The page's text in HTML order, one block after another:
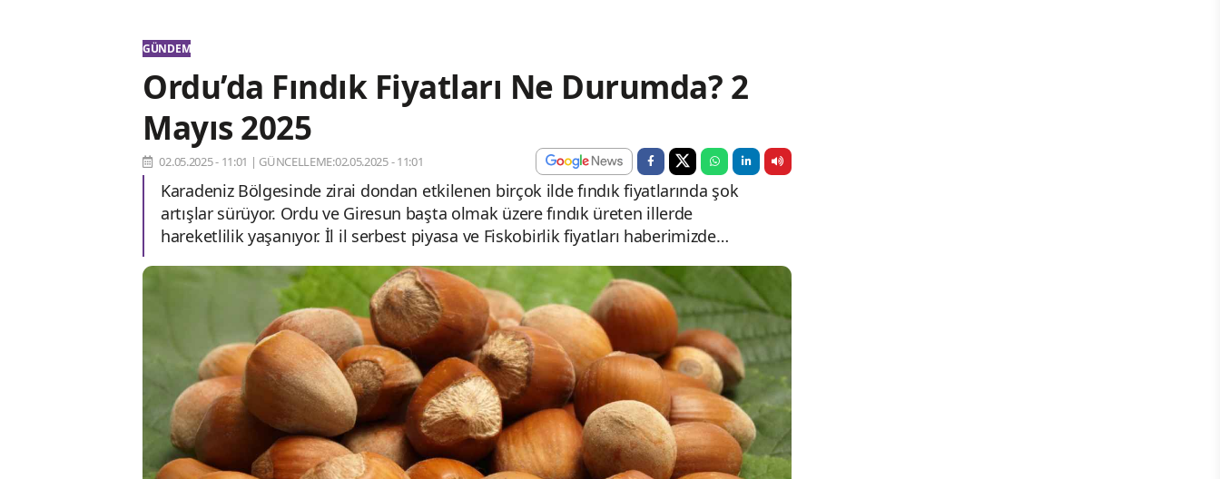
GÜNDEM
Ordu’da Fındık Fiyatları Ne Durumda? 2
Mayıs 2025
02.05.2025 - 11:01 | GÜNCELLEME:02.05.2025 - 11:01
Karadeniz Bölgesinde zirai dondan etkilenen birçok ilde fındık fiyatlarında şok
artışlar sürüyor. Ordu ve Giresun başta olmak üzere fındık üreten illerde
hareketlilik yaşanıyor. İl il serbest piyasa ve Fiskobirlik fiyatları haberimizde…